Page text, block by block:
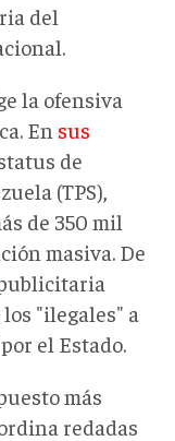
del
la ofensiva
En sus
de
(TPS),
de 350 mil
masiva. De
"ilegales" a
el Estado.
más
redadas